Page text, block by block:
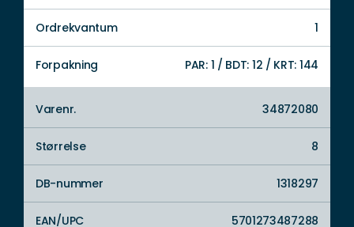
Ordrekvantum 1
Forpakning PAR: 1 / BDT: 12 / KRT: 144
Varenr. 34872080
Størrelse 8
DB-nummer 1318297
EAN/UPC 5701273487288